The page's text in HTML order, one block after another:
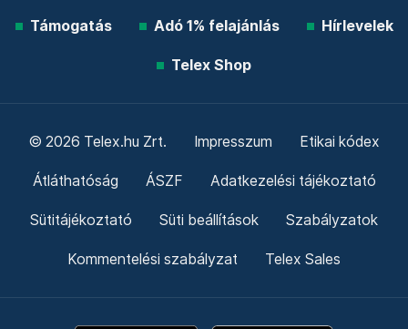
Támogatás Adó 1% felajánlás Hírlevelek
Telex Shop
© 2026 Telex.hu Zrt. Impresszum Etikai kódex
Átláthatóság ÁSZF Adatkezelési tájékoztató
Sütitájékoztató Süti beállítások Szabályzatok
Kommentelési szabályzat Telex Sales